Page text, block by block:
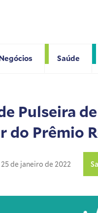
Saúde
Pulseira
do Prêmio
25 de janeiro de 2022